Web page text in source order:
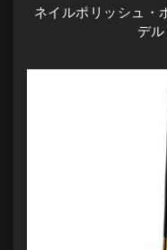
ネイルポリッシュ
デ